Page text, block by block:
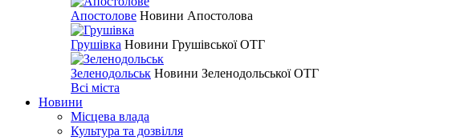
Апостолове Новини Апостолова
Грушівка Новини Грушівської ОТГ
Зеленодольськ Новини Зеленодольської ОТГ
Всі міста
Новини
Місцева влада
Культура та дозвілля